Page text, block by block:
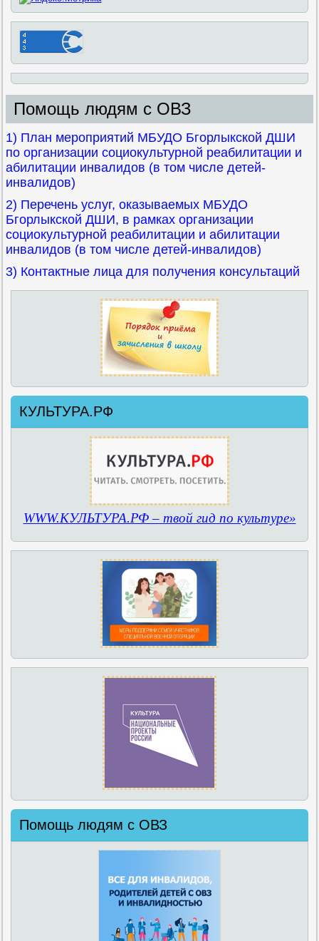
Помощь людям с ОВЗ
1) План мероприятий МБУДО Бгорлыкской ДШИ
по организации социокультурной реабилитации и
абилитации инвалидов (в том числе детей-
инвалидов)
2) Перечень услуг, оказываемых МБУДО
Бгорлыкской ДШИ, в рамках организации
социокультурной реабилитации и абилитации
инвалидов (в том числе детей-инвалидов)
3) Контактные лица для получения консультаций
КУЛЬТУРА.РФ
WWW.КУЛЬТУРА.РФ – твой гид по культуре»
Помощь людям с ОВЗ